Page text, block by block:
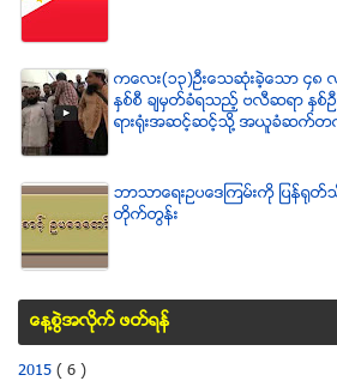
ကေလး(၁၃)ဦးေသဆံုးခဲ့ေသာ ၄၈ လ
ႏွစ္စီ ခ်မွတ္ခံရသည့္ ဗလီဆရာ ႏွစ္
ရားရံုးအဆင့္ဆင့္သို႔ အယူခံဆက္တ
ဘာသာေရးဥပေဒၾကမ္းကို ျပန္ရုတ္
တိုက္တြန္း
ေန႔စြဲအလိုက္ ဖတ္ရန္
2015 ( 6 )